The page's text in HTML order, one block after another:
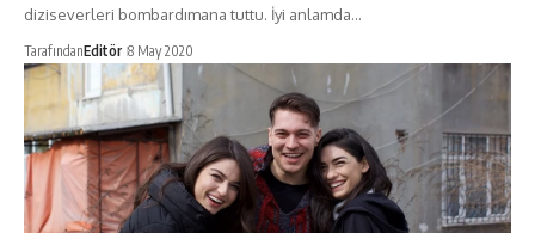
diziseverleri bombardımana tuttu. İyi anlamda…
TarafındanEditör 8 May 2020